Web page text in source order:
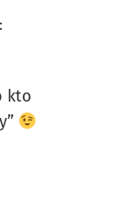
kto